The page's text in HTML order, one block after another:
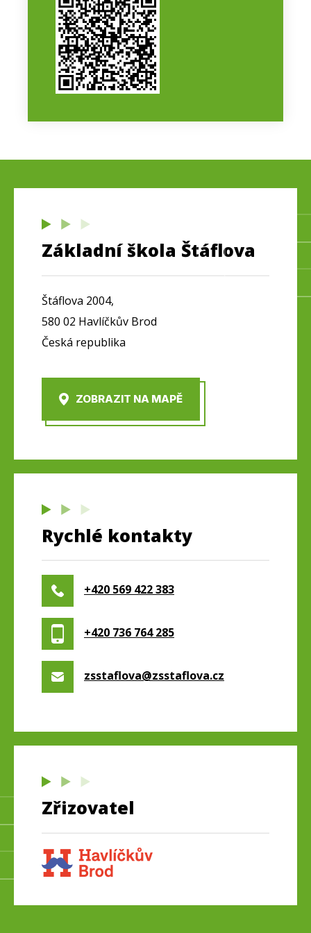
Základní škola Štáflova
Štáflova 2004,
580 02 Havlíčkův Brod
Česká republika
ZOBRAZIT NA MAPĚ
Rychlé kontakty
+420 569 422 383
+420 736 764 285
zsstaflova@zsstaflova.cz
Zřizovatel